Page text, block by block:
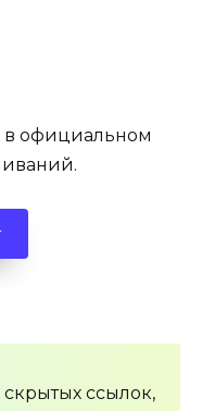
в официальном
ссылок,